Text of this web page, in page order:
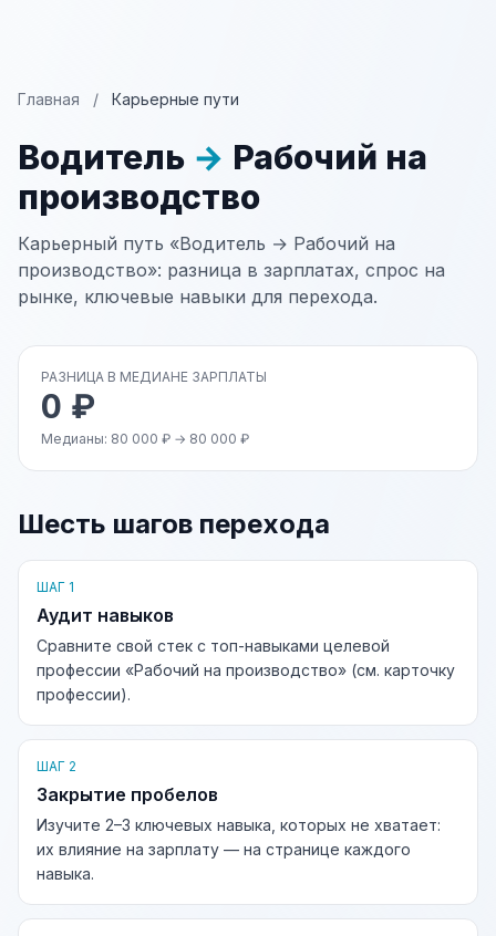
Главная / Карьерные пути
Водитель → Рабочий на
производство
Карьерный путь «Водитель → Рабочий на
производство»: разница в зарплатах, спрос на
рынке, ключевые навыки для перехода.
РАЗНИЦА В МЕДИАНЕ ЗАРПЛАТЫ
0 ₽
Медианы: 80 000 ₽ → 80 000 ₽
Шесть шагов перехода
ШАГ 1
Аудит навыков
Сравните свой стек с топ-навыками целевой
профессии «Рабочий на производство» (см. карточку
профессии).
ШАГ 2
Закрытие пробелов
Изучите 2–3 ключевых навыка, которых не хватает:
их влияние на зарплату — на странице каждого
навыка.